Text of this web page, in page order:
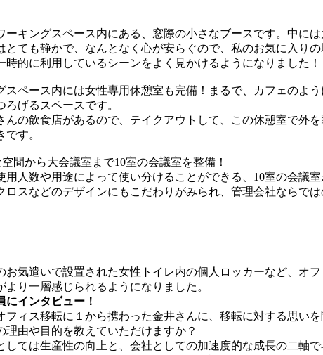
ーキングスペース内にある、窓際の小さなブースです。中に
とても静かで、なんとなく心が安らぐので、私のお気に入り
時的に利用しているシーンをよく見かけるようになりました！
スペース内には女性専用休憩室も完備！まるで、カフェのよ
ろげるスペースです。
んの飲食店があるので、テイクアウトして、この休憩室で外
す。
間から大会議室まで10室の会議室を整備！
用人数や用途によって使い分けることができる、10室の会議
ロスなどのデザインにもこだわりがみられ、管理会社ならで
お気遣いで設置された女性トイレ内の個人ロッカーなど、オ
より一層感じられるようになりました。
にインタビュー！
フィス移転に１から携わった金井さんに、移転に対する思いを
理由や目的を教えていただけますか？
しては生産性の向上と、会社としての加速度的な成長の二軸